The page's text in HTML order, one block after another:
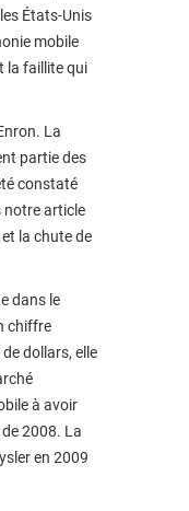
États-Unis
mobile
la faillite qui
La
partie des
constaté
notre article
la chute de
dans le
chiffre
dollars, elle
à avoir
2008. La
en 2009